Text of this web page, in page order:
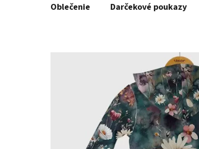
Oblečenie Darčekové poukazy